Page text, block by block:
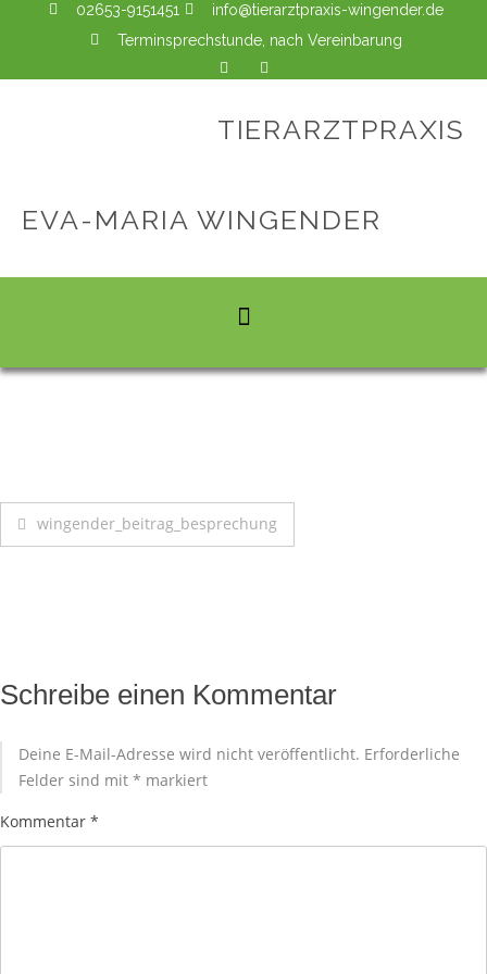
02653-9151451
info@tierarztpraxis-wingender.de
Terminsprechstunde, nach Vereinbarung
TIERARZTPRAXIS
EVA-MARIA WINGENDER
wingender_beitrag_besprechung
Schreibe einen Kommentar
Deine E-Mail-Adresse wird nicht veröffentlicht. Erforderliche
Felder sind mit * markiert
Kommentar *